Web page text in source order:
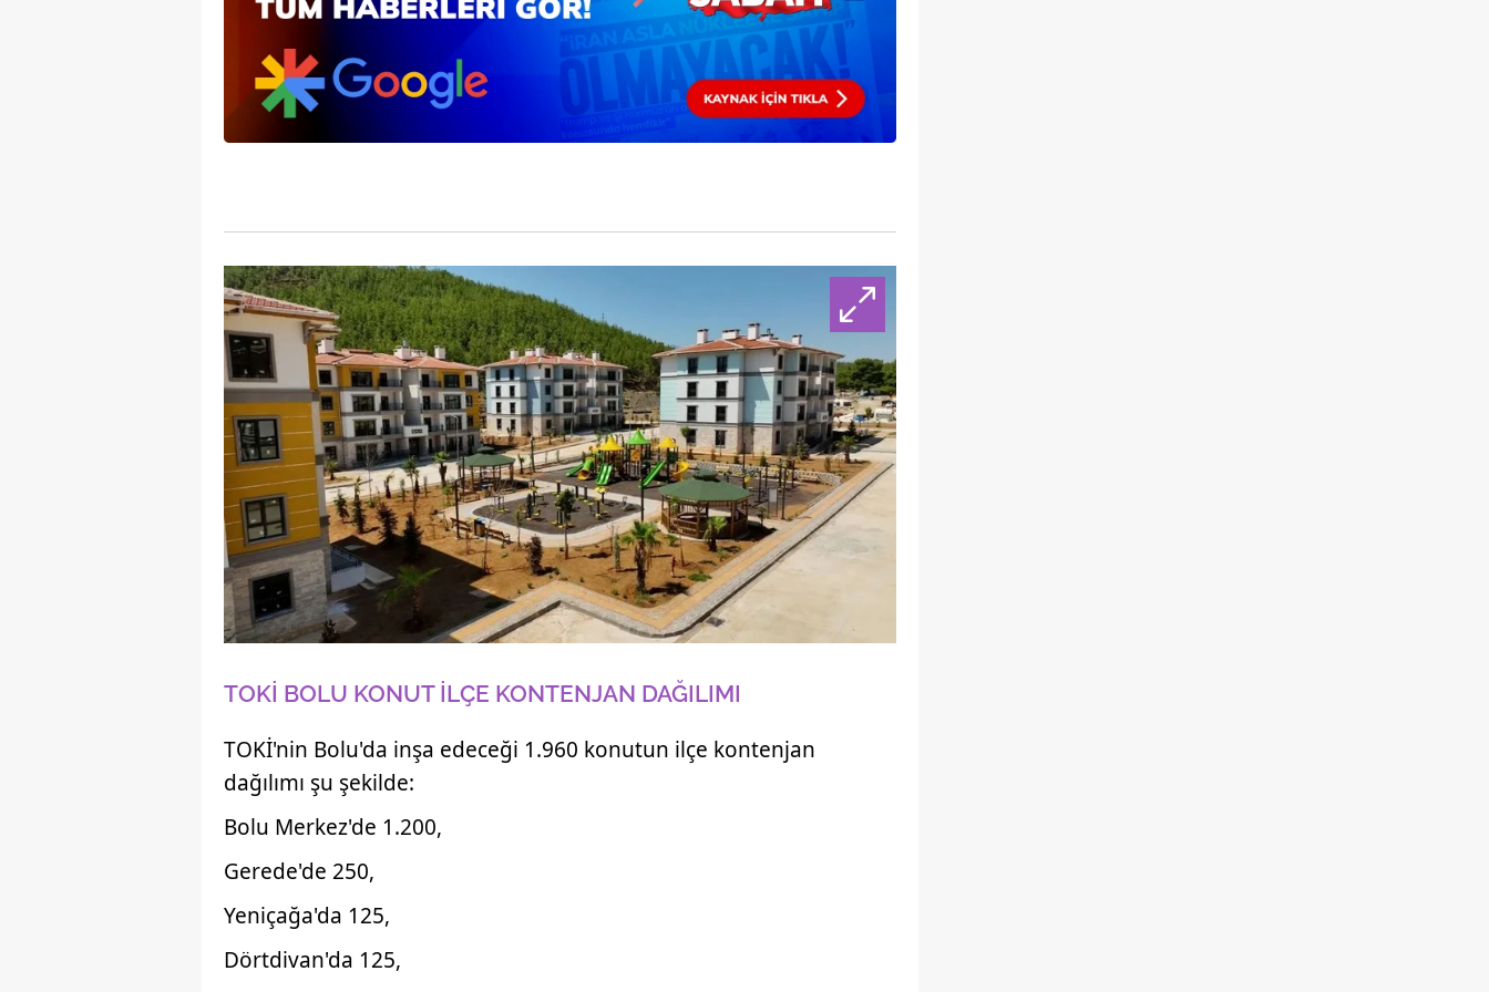
mevzuata uygun olarak kullanılan çerezlerle ilgili bilgi almak için lütfentıklayınız
TOKİ BOLU KONUT İLÇE KONTENJAN DAĞILIMI
TOKİ'nin Bolu'da inşa edeceği 1.960 konutun ilçe kontenjan
dağılımı şu şekilde:
Bolu Merkez'de 1.200,
Gerede'de 250,
Yeniçağa'da 125,
Dörtdivan'da 125,